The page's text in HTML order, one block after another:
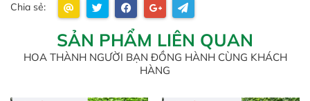
Chia sẻ:
SẢN PHẨM LIÊN QUAN
HOA THÀNH NGƯỜI BẠN ĐỒNG HÀNH CÙNG KHÁCH
HÀNG